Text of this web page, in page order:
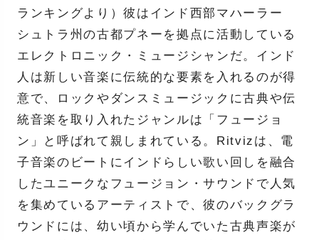
ランキングより）彼はインド西部マハーラー
シュトラ州の古都プネーを拠点に活動している
エレクトロニック・ミュージシャンだ。インド
人は新しい音楽に伝統的な要素を入れるのが得
意で、ロックやダンスミュージックに古典や伝
統音楽を取り入れたジャンルは「フュージョ
ン」と呼ばれて親しまれている。Ritvizは、電
子音楽のビートにインドらしい歌い回しを融合
したユニークなフュージョン・サウンドで人気
を集めているアーティストで、彼のバックグラ
ウンドには、幼い頃から学んでいた古典声楽が